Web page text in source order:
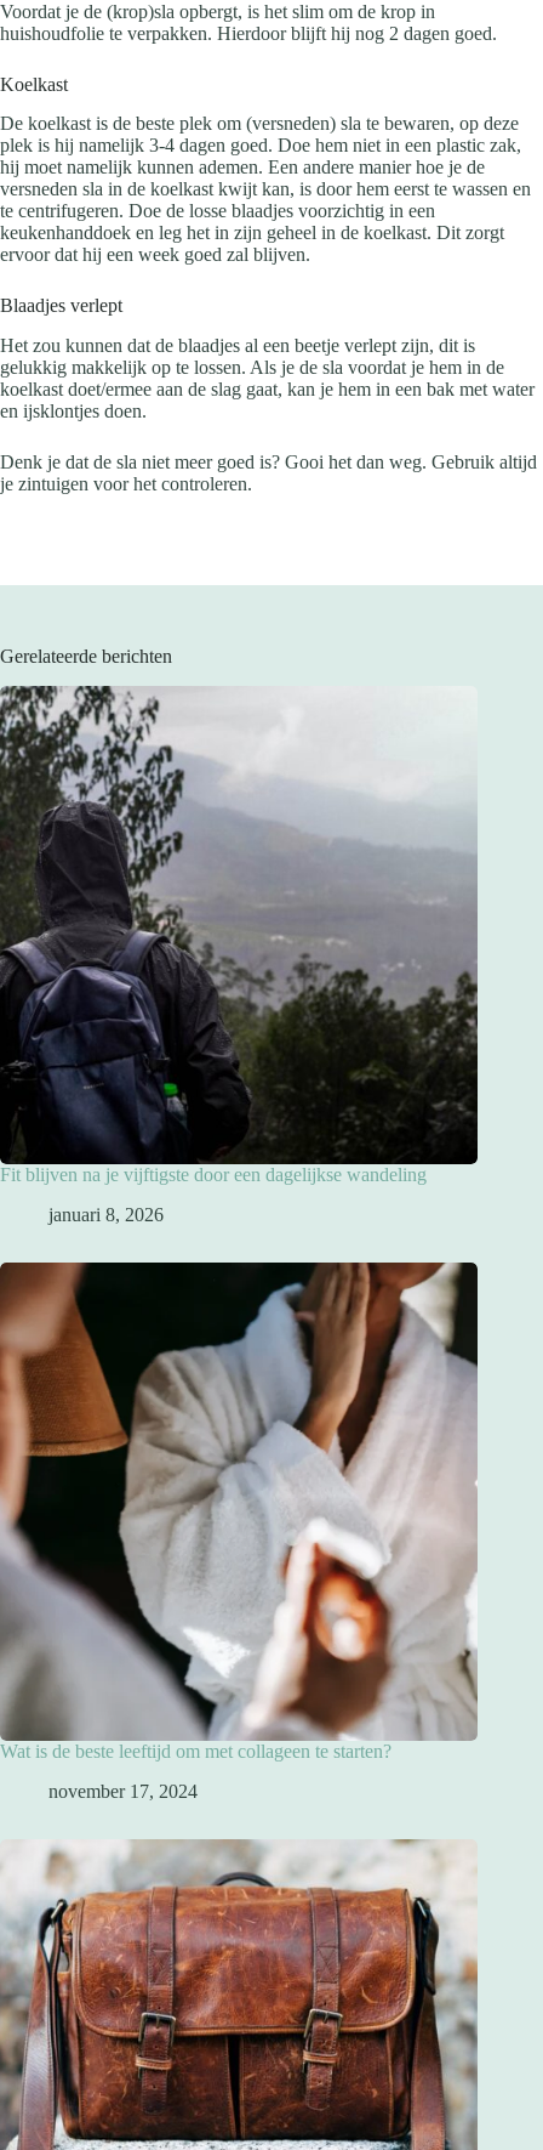
Voordat je de (krop)sla opbergt, is het slim om de krop in
huishoudfolie te verpakken. Hierdoor blijft hij nog 2 dagen goed.
Koelkast
De koelkast is de beste plek om (versneden) sla te bewaren, op deze
plek is hij namelijk 3-4 dagen goed. Doe hem niet in een plastic zak,
hij moet namelijk kunnen ademen. Een andere manier hoe je de
versneden sla in de koelkast kwijt kan, is door hem eerst te wassen en
te centrifugeren. Doe de losse blaadjes voorzichtig in een
keukenhanddoek en leg het in zijn geheel in de koelkast. Dit zorgt
ervoor dat hij een week goed zal blijven.
Blaadjes verlept
Het zou kunnen dat de blaadjes al een beetje verlept zijn, dit is
gelukkig makkelijk op te lossen. Als je de sla voordat je hem in de
koelkast doet/ermee aan de slag gaat, kan je hem in een bak met water
en ijsklontjes doen.
Denk je dat de sla niet meer goed is? Gooi het dan weg. Gebruik altijd
je zintuigen voor het controleren.
Gerelateerde berichten
Fit blijven na je vijftigste door een dagelijkse wandeling
januari 8, 2026
Wat is de beste leeftijd om met collageen te starten?
november 17, 2024